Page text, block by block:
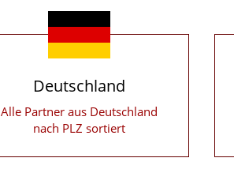
Deutschland
Alle Partner aus Deutschland
nach PLZ sortiert